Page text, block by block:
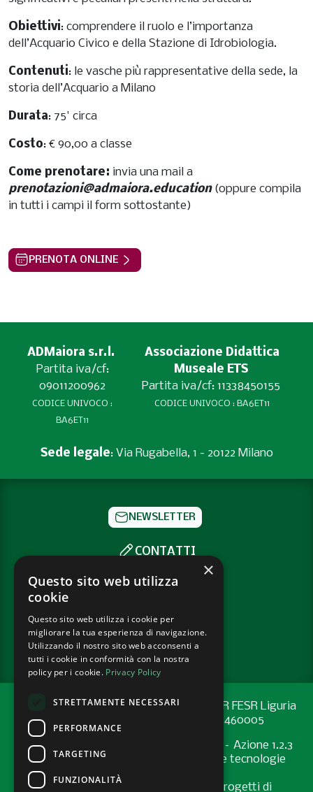
Obiettivi: comprendere il ruolo e l’importanza
dell’Acquario Civico e della Stazione di Idrobiologia.
Contenuti: le vasche più rappresentative della sede, la
storia dell’Acquario a Milano
Durata: 75' circa
Costo: € 90,00 a classe
Come prenotare: invia una mail a
prenotazioni@admaiora.education (oppure compila
in tutti i campi il form sottostante)
PRENOTA ONLINE
ADMaiora s.r.l.
Partita iva/cf:
09011200962
CODICE UNIVOCO :
BA6ET11
Associazione Didattica
Museale ETS
Partita iva/cf: 11338450155
CODICE UNIVOCO : BA6ET11
Sede legale: Via Rugabella, 1 - 20122 Milano
NEWSLETTER
CONTATTI
SOCIAL
PRIVACY POLICY
COOKIE POLICY
Progetto cofinanziato con risorse del PR FESR Liguria
2021-2027 codice CUP: G44E24001460005
Programma Regionale FESR 2021-2027 – Azione 1.2.3
"Sostenere l’introduzione di pratiche e tecnologie
digitali nelle imprese
Bando “Supporto allo sviluppo di progetti di
×
Questo sito web utilizza
cookie
Questo sito web utilizza i cookie per
migliorare la tua esperienza di navigazione.
Utilizzando il nostro sito web acconsenti a
tutti i cookie in conformità con la nostra
policy per i cookie. Privacy Policy
STRETTAMENTE NECESSARI
PERFORMANCE
TARGETING
FUNZIONALITÀ